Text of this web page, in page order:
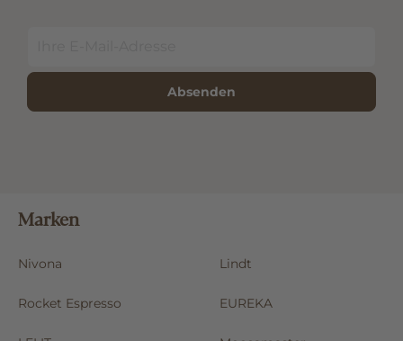
Absenden
Marken
Nivona Lindt
Rocket Espresso EUREKA